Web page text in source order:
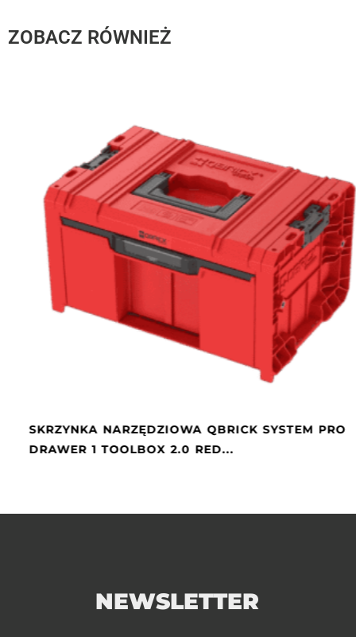
ZOBACZ RÓWNIEŻ
SKRZYNKA NARZĘDZIOWA QBRICK SYSTEM PRO
DRAWER 1 TOOLBOX 2.0 RED...
NEWSLETTER